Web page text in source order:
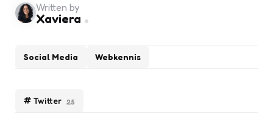
Twitter 25
Social Media Webkennis
Written by
Xaviera